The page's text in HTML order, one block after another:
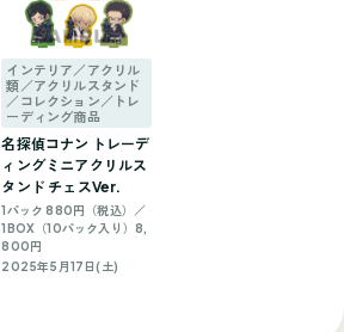
インテリア／アクリル
類／アクリルスタンド
／コレクション／トレ
ーディング商品
名探偵コナン トレーデ
ィングミニアクリルス
タンド チェスVer.
1パック 880円（税込）／
1BOX（10パック入り）8,
800円
2025年5月17日(土)